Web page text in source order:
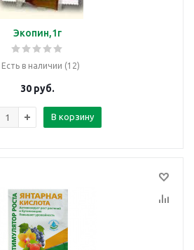
Экопин,1г
Есть в наличии (12)
30 руб.
В корзину